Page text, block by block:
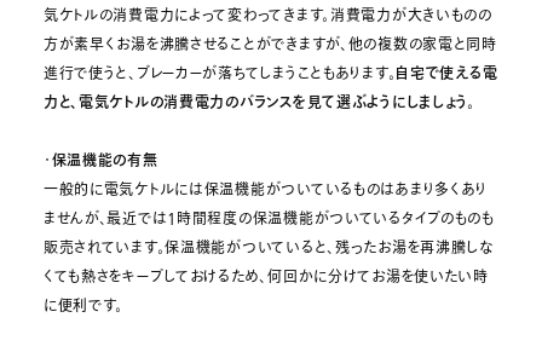
気ケトルの消費電力によって変わってきます。消費電力が大きいものの
方が素早くお湯を沸騰させることができますが、他の複数の家電と同時
進行で使うと、ブレーカーが落ちてしまうこともあります。自宅で使える電
力と、電気ケトルの消費電力のバランスを見て選ぶようにしましょう。
・保温機能の有無
一般的に電気ケトルには保温機能がついているものはあまり多くあり
ませんが、最近では1時間程度の保温機能がついているタイプのものも
販売されています。保温機能がついていると、残ったお湯を再沸騰しな
くても熱さをキープしておけるため、何回かに分けてお湯を使いたい時
に便利です。